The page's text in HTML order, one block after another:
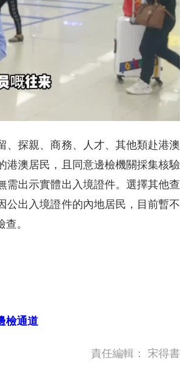
、探親、商務、人才、其他類赴港澳
港澳居民，且同意邊檢機關採集核驗
需出示實體出入境證件。選擇其他查
公出入境證件的內地居民，目前暫不
。
檢通道
責任編輯： 宋得書